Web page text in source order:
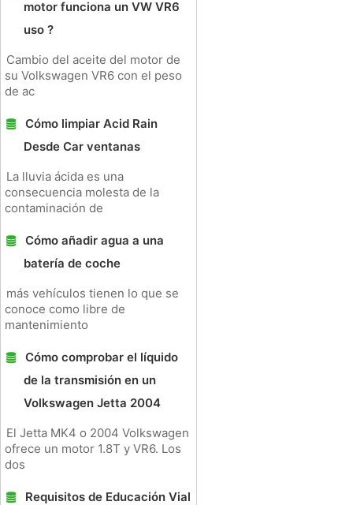
motor funciona un VW VR6
uso ?
Cambio del aceite del motor de
su Volkswagen VR6 con el peso
de ac
Cómo limpiar Acid Rain
Desde Car ventanas
La lluvia ácida es una
consecuencia molesta de la
contaminación de
Cómo añadir agua a una
batería de coche
más vehículos tienen lo que se
conoce como libre de
mantenimiento
Cómo comprobar el líquido
de la transmisión en un
Volkswagen Jetta 2004
El Jetta MK4 o 2004 Volkswagen
ofrece un motor 1.8T y VR6. Los
dos
Requisitos de Educación Vial